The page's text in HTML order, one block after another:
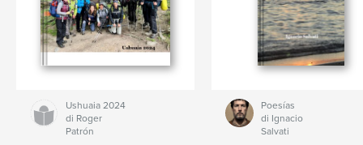
Ushuaia 2024
di Roger
Patrón
Poesías
di Ignacio
Salvati